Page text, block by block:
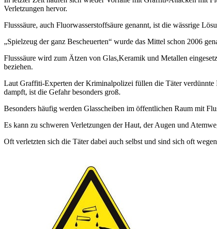
Verletzungen hervor.
Flusssäure, auch Fluorwasserstoffsäure genannt, ist die wässrige
„Spielzeug der ganz Bescheuerten“ wurde das Mittel schon 2006
Flusssäure wird zum Ätzen von Glas,Keramik und Metallen
beziehen.
Laut Graffiti-Experten der Kriminalpolizei füllen die Täter verdünnte
dampft, ist die Gefahr besonders groß.
Besonders häufig werden Glasscheiben im öffentlichen Raum mit
Es kann zu schweren Verletzungen der Haut, der Augen und
Oft verletzten sich die Täter dabei auch selbst und sind sich oft